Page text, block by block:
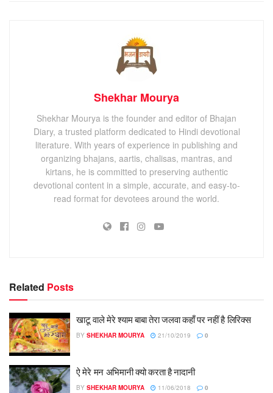
Shekhar Mourya
Shekhar Mourya is the founder and editor of Bhajan
Diary, a trusted platform dedicated to Hindi devotional
literature. With years of experience in publishing and
organizing bhajans, aartis, chalisas, mantras, and
kirtans, he is committed to preserving authentic
devotional content in a simple, accurate, and easy-to-
read format for devotees around the world.
Related Posts
खाटू वाले मेरे श्याम बाबा तेरा जलवा कहाँ पर नहीं है लिरिक्स
BY SHEKHAR MOURYA 21/10/2019 0
ऐ मेरे मन अभिमानी क्यो करता है नादानी
BY SHEKHAR MOURYA 11/06/2018 0